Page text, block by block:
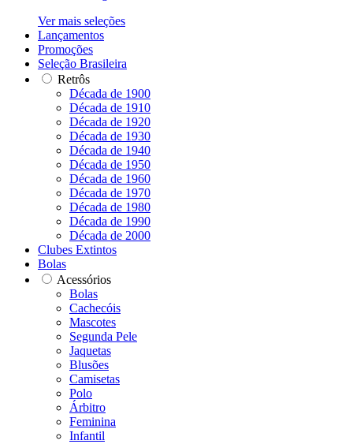
Ver mais seleções
Lançamentos
Promoções
Seleção Brasileira
Retrôs
Década de 1900
Década de 1910
Década de 1920
Década de 1930
Década de 1940
Década de 1950
Década de 1960
Década de 1970
Década de 1980
Década de 1990
Década de 2000
Clubes Extintos
Bolas
Acessórios
Bolas
Cachecóis
Mascotes
Segunda Pele
Jaquetas
Blusões
Camisetas
Polo
Árbitro
Feminina
Infantil